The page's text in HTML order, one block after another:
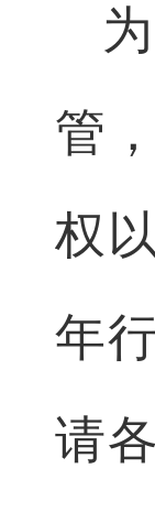
管
权
年
请